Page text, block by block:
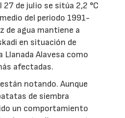
de julio se sitúa 2,2 °C
del periodo 1991-
de agua mantiene a
en situación de
Alavesa como
afectadas.
notando. Aunque
de siembra
un comportamiento